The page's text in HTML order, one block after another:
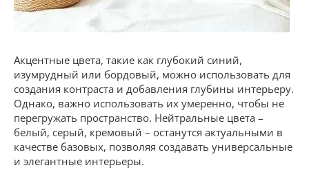
Акцентные цвета, такие как глубокий синий,
изумрудный или бордовый, можно использовать для
создания контраста и добавления глубины интерьеру.
Однако, важно использовать их умеренно, чтобы не
перегружать пространство. Нейтральные цвета –
белый, серый, кремовый – останутся актуальными в
качестве базовых, позволяя создавать универсальные
и элегантные интерьеры.